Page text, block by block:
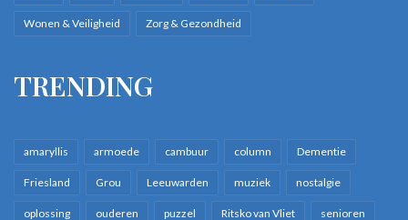
Wonen & Veiligheid Zorg & Gezondheid
TRENDING
amaryllis armoede cambuur column Dementie
Friesland Grou Leeuwarden muziek nostalgie
oplossing ouderen puzzel Ritsko van Vliet senioren